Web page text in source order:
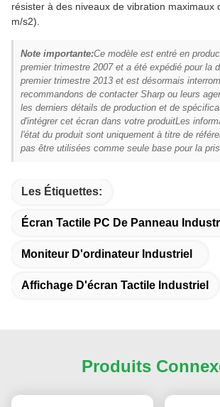
résister à des niveaux de vibration maximaux
m/s2).
Note importante:Ce modèle est entré en
premier trimestre 2007 et a été expédié pour la
premier trimestre 2013 et est désormais
recommandons de contacter Sharp ou leurs
les derniers détails de production et de
d'intégrer cet écran dans votre produitLes
l'état du produit sont uniquement à titre de
pas être utilisées comme seule base pour la
Les Étiquettes:
Écran Tactile PC De Panneau
Moniteur D'ordinateur Industriel
Affichage D'écran Tactile Industriel
Produits